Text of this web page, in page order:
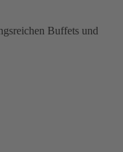
Buffets und